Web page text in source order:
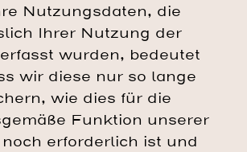
Nutzungsdaten, die
Ihrer Nutzung der
wurden, bedeutet
wir diese nur so lange
wie dies für die
Funktion unserer
noch erforderlich ist und